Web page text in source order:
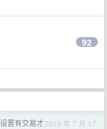
92
置有交易才2019 年 7 月 17